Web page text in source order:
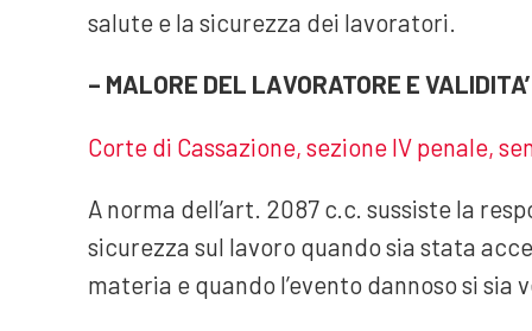
salute e la sicurezza dei lavoratori.
– MALORE DEL LAVORATORE E
Corte di Cassazione, sezione IV penale,
A norma dell’art. 2087 c.c. sussiste la
sicurezza sul lavoro quando sia stata
materia e quando l’evento dannoso si